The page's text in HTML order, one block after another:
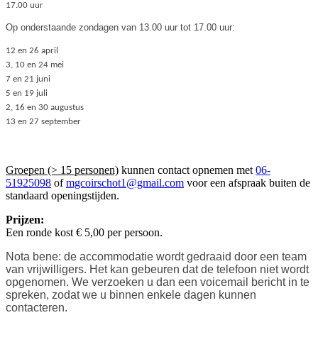
17.00 uur
Op onderstaande zondagen van 13.00 uur tot 17.00 uur:
12 en 26 april
3, 10 en 24 mei
7 en 21 juni
5 en 19 juli
2, 16 en 30 augustus
13 en 27 september
Groepen (> 15 personen) kunnen contact opnemen met 06-
51925098 ofmgcoirschot1@gmail.com voor een afspraak buiten de
standaard openingstijden.
Prijzen:
Een ronde kost € 5,00 per persoon.
Nota bene: de accommodatie wordt gedraaid door een team
van vrijwilligers. Het kan gebeuren dat de telefoon niet wordt
opgenomen. We verzoeken u dan een voicemail bericht in te
spreken, zodat we u binnen enkele dagen kunnen
contacteren.